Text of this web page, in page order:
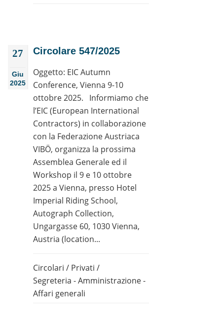
27
Giu
2025
Circolare 547/2025
Oggetto: EIC Autumn
Conference, Vienna 9-10
ottobre 2025. Informiamo che
l’EIC (European International
Contractors) in collaborazione
con la Federazione Austriaca
VIBÖ, organizza la prossima
Assemblea Generale ed il
Workshop il 9 e 10 ottobre
2025 a Vienna, presso Hotel
Imperial Riding School,
Autograph Collection,
Ungargasse 60, 1030 Vienna,
Austria (location...
Circolari / Privati /
Segreteria - Amministrazione -
Affari generali